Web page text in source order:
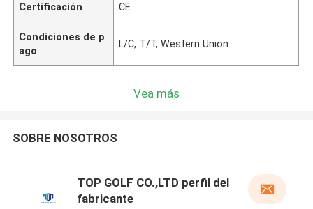
Certificación CE
Condiciones de p
ago
L/C, T/T, Western Union
Vea más
SOBRE NOSOTROS
TOP GOLF CO.,LTD perfil del
fabricante